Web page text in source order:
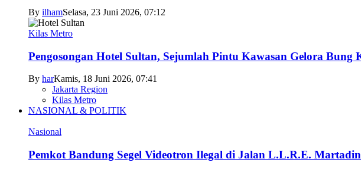
By ilhamSelasa, 23 Juni 2026, 07:12
Kilas Metro
Pengosongan Hotel Sultan, Sejumlah Pintu Kawasan Gelora Bung
By harKamis, 18 Juni 2026, 07:41
Jakarta Region
Kilas Metro
NASIONAL & POLITIK
Nasional
Pemkot Bandung Segel Videotron Ilegal di Jalan L.L.R.E.